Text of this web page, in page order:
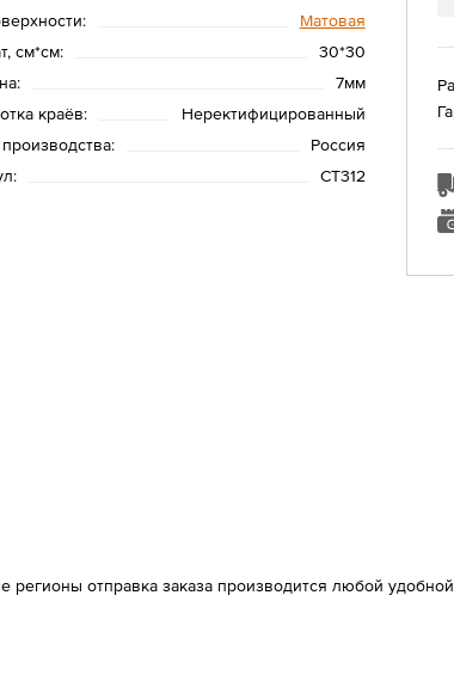
Матовая
см*см:
30*30
7мм
краёв:
Неректифицированный
Россия
СТ312
отправка заказа производится любой